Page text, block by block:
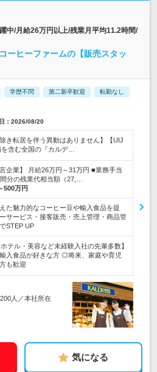
中/月給26万円以上/残業月平均11.2時間/
ーヒーファームの【販売スタッ
学歴不問 第二新卒歓迎 転勤なし
：2026/08/20
き転居を伴う異動はありません】【UIJ
含む全国の『カルデ…
企業】 月給26万円～31万円 ■業務手当
分の残業代相当額（27,…
500万円
た魅力的なコーヒー豆や輸入食品を提
サービス・接客販売・売上管理・商品管
STEP UP
テル・美容など未経験入社の先輩多数】
入食品が好きな方 ◎将来、家庭や育児
も歓迎
人／本社所在
気になる